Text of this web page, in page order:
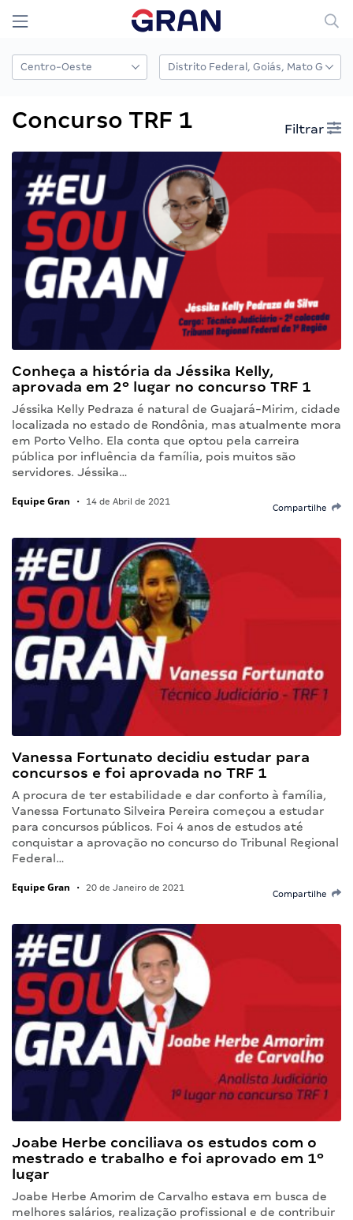
Concurso TRF 1 Filtrar
Conheça a história da Jéssika Kelly,
aprovada em 2º lugar no concurso TRF 1
Jéssika Kelly Pedraza é natural de Guajará-Mirim, cidade
localizada no estado de Rondônia, mas atualmente mora
em Porto Velho. Ela conta que optou pela carreira
pública por influência da família, pois muitos são
servidores. Jéssika…
Equipe Gran • 14 de Abril de 2021
Compartilhe
Vanessa Fortunato decidiu estudar para
concursos e foi aprovada no TRF 1
A procura de ter estabilidade e dar conforto à família,
Vanessa Fortunato Silveira Pereira começou a estudar
para concursos públicos. Foi 4 anos de estudos até
conquistar a aprovação no concurso do Tribunal Regional
Federal…
Equipe Gran • 20 de Janeiro de 2021
Compartilhe
Joabe Herbe conciliava os estudos com o
mestrado e trabalho e foi aprovado em 1º
lugar
Joabe Herbe Amorim de Carvalho estava em busca de
melhores salários, realização profissional e de contribuir